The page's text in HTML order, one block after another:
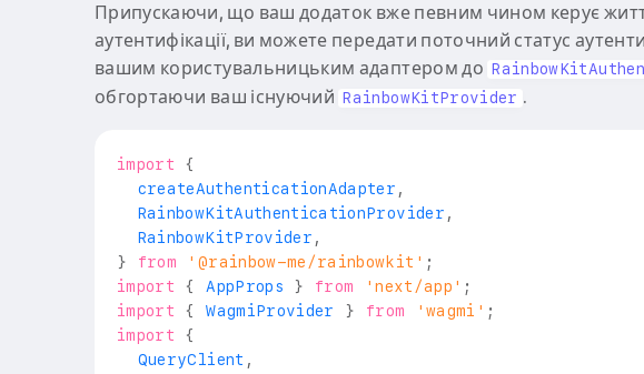
Припускаючи, що ваш додаток вже певним чином керує
аутентифікації, ви можете передати поточний статус
вашим користувальницьким адаптером до
обгортаючи ваш існуючий RainbowKitProvider .
import
{
  createAuthenticationAdapter
,
RainbowKitAuthenticationProvider ,
RainbowKitProvider ,
}
from '@rainbow-me/rainbowkit' ;
import
{ AppProps } from 'next/app' ;
import
{ WagmiProvider } from 'wagmi' ;
import
{
QueryClient ,